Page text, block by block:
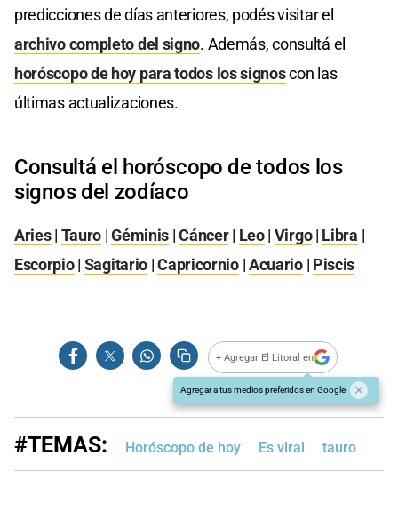
predicciones de días anteriores, podés visitar el
archivo completo del signo. Además, consultá el
horóscopo de hoy para todos los signoscon las
últimas actualizaciones.
Consultá el horóscopo de todos los
signos del zodíaco
Aries| Tauro |Géminis |Cáncer| Leo| Virgo| Libra |
Escorpio| Sagitario |Capricornio|Acuario| Piscis
+ Agregar El Litoral en
Agregar a tus medios preferidos en Google
#TEMAS: Horóscopo de hoy Es viral tauro